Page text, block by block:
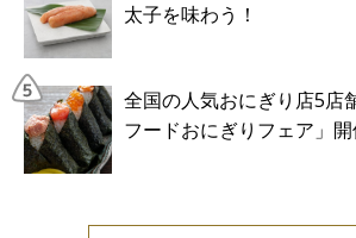
太子を味わう！
全国の人気おにぎり店5店
フードおにぎりフェア」開